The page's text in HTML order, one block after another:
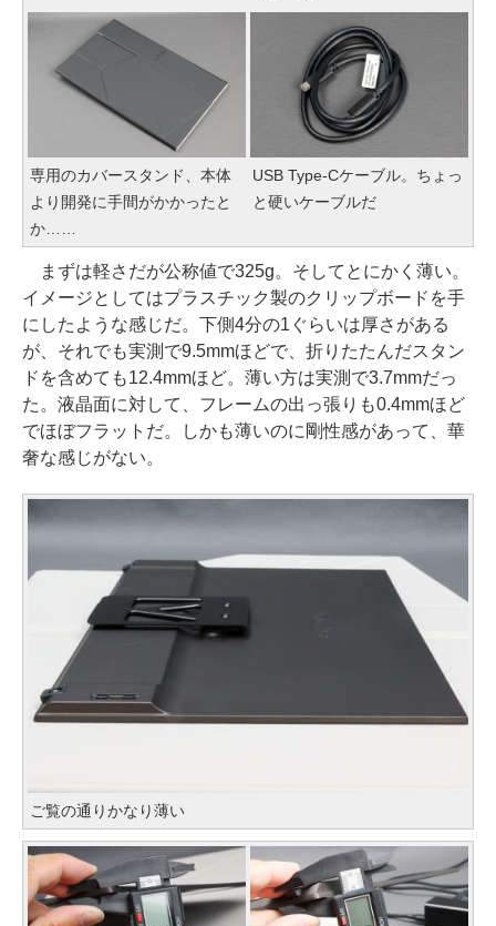
専用のカバースタンド、本体
より開発に手間がかかったと
か……
USB Type-Cケーブル。ちょっ
と硬いケーブルだ
まずは軽さだが公称値で325g。そしてとにかく薄い。
イメージとしてはプラスチック製のクリップボードを手
にしたような感じだ。下側4分の1ぐらいは厚さがある
が、それでも実測で9.5mmほどで、折りたたんだスタン
ドを含めても12.4mmほど。薄い方は実測で3.7mmだっ
た。液晶面に対して、フレームの出っ張りも0.4mmほど
でほぼフラットだ。しかも薄いのに剛性感があって、華
奢な感じがない。
ご覧の通りかなり薄い